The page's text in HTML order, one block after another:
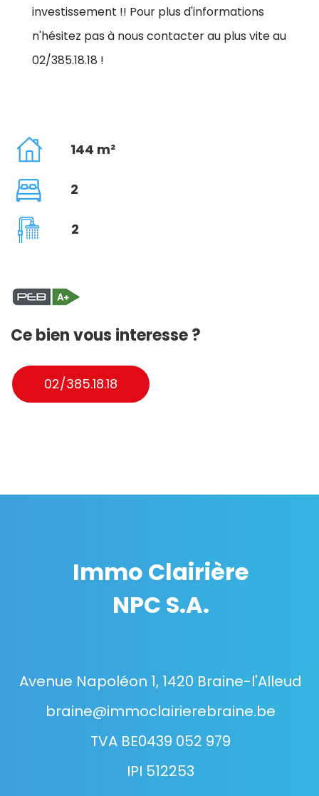
investissement !! Pour plus d'informations
n'hésitez pas à nous contacter au plus vite au
02/385.18.18 !
144 m²
2
2
Ce bien vous interesse ?
02/385.18.18
Immo Clairière
NPC S.A.
Avenue Napoléon 1, 1420 Braine-l'Alleud
braine@immoclairierebraine.be
TVA BE0439 052 979
IPI 512253